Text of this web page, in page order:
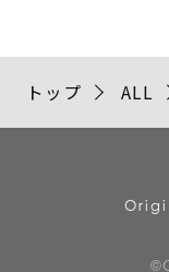
トップ ALL